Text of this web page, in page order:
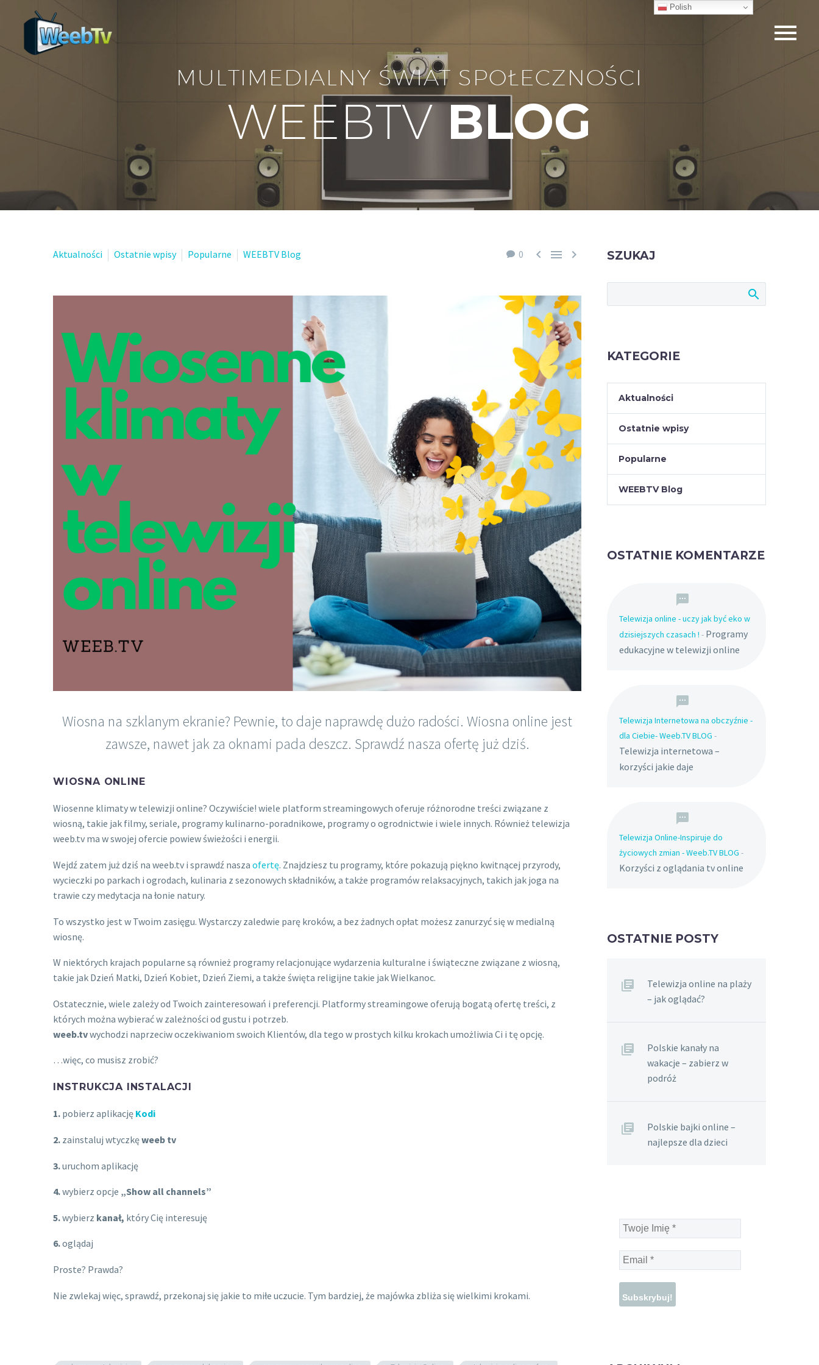
MULTIMEDIALNY ŚWIAT SPOŁECZNOŚCI
WEEBTVBLOG
0   
Aktualności Ostatnie wpisy Popularne WEEBTV Blog
Wiosna na szklanym ekranie? Pewnie, to daje naprawdę dużo radości. Wiosna online jest
zawsze, nawet jak za oknami pada deszcz. Sprawdź nasza ofertę już dziś.
WIOSNA ONLINE
Wiosenne klimaty w telewizji online? Oczywiście! wiele platform streamingowych oferuje różnorodne treści związane z
wiosną, takie jak filmy, seriale, programy kulinarno-poradnikowe, programy o ogrodnictwie i wiele innych. Również telewizja
weeb.tv ma w swojej ofercie powiew świeżości i energii.
Wejdź zatem już dziś na weeb.tv i sprawdź nasza ofertę. Znajdziesz tu programy, które pokazują piękno kwitnącej przyrody,
wycieczki po parkach i ogrodach, kulinaria z sezonowych składników, a także programów relaksacyjnych, takich jak joga na
trawie czy medytacja na łonie natury.
To wszystko jest w Twoim zasięgu. Wystarczy zaledwie parę kroków, a bez żadnych opłat możesz zanurzyć się w medialną
wiosnę.
W niektórych krajach popularne są również programy relacjonujące wydarzenia kulturalne i świąteczne związane z wiosną,
takie jak Dzień Matki, Dzień Kobiet, Dzień Ziemi, a także święta religijne takie jak Wielkanoc.
Ostatecznie, wiele zależy od Twoich zainteresowań i preferencji. Platformy streamingowe oferują bogatą ofertę treści, z
których można wybierać w zależności od gustu i potrzeb.
weeb.tvwychodzi naprzeciw oczekiwaniom swoich Klientów, dla tego w prostych kilku krokach umożliwia Ci i tę opcję.
…więc, co musisz zrobić?
INSTRUKCJA INSTALACJI
1. pobierz aplikację Kodi
2. zainstaluj wtyczkęweeb tv
3.uruchom aplikację
4.wybierz opcje „Show all channels”
5.wybierz kanał, który Cię interesuję
6.oglądaj
Proste? Prawda?
Nie zwlekaj więc, sprawdź, przekonaj się jakie to miłe uczucie. Tym bardziej, że majówka zbliża się wielkimi krokami.
SZUKAJ
KATEGORIE
Aktualności
Ostatnie wpisy
Popularne
WEEBTV Blog
OSTATNIE KOMENTARZE
Telewizja online - uczy jak być eko w
dzisiejszych czasach ! - Programy
edukacyjne w telewizji online
Telewizja Internetowa na obczyźnie -
dla Ciebie- Weeb.TV BLOG -
Telewizja internetowa –
korzyści jakie daje
Telewizja Online-Inspiruje do
życiowych zmian - Weeb.TV BLOG -
Korzyści z oglądania tv online
OSTATNIE POSTY
Telewizja online na plaży
– jak oglądać?
Polskie kanały na
wakacje – zabierz w
podróż
Polskie bajki online –
najlepsze dla dzieci
Twoje
Imię
*
Email
*
Polish